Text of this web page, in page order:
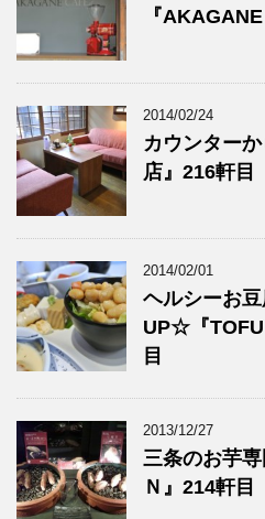
『
2014/02/24
カウンター
店』216軒目
2014/02/01
ヘルシーお
UP☆『
目
2013/12/27
三条のお芋
Ｎ』214軒目